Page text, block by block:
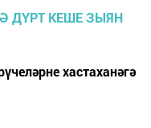
хастаханәгә